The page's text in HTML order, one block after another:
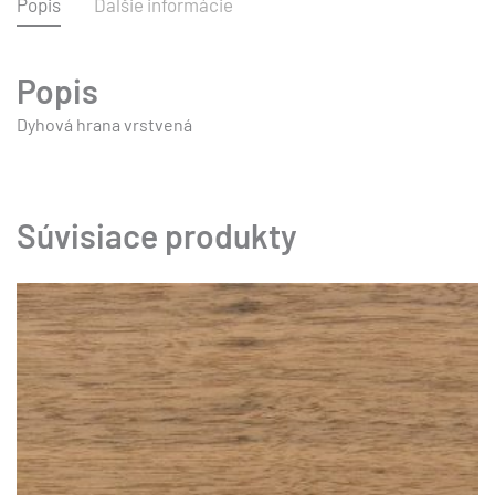
Popis Ďalšie informácie
Popis
Dyhová hrana vrstvená
Súvisiace produkty